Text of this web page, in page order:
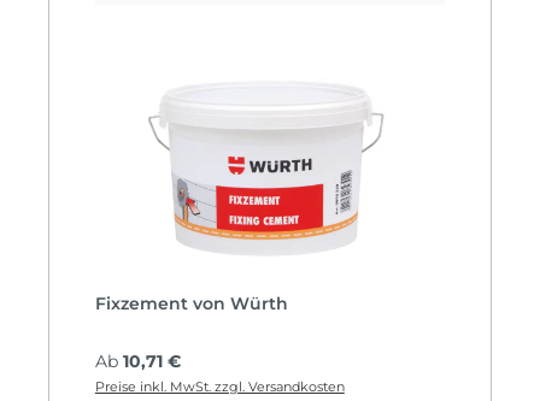
Fixzement von Würth
Regulärer Preis:
Ab 10,71 €
Preise inkl. MwSt. zzgl. Versandkosten